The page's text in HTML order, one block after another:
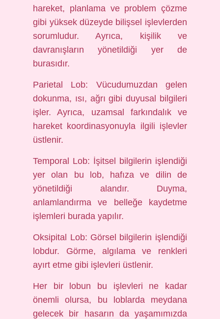
hareket, planlama ve problem çözme
gibi yüksek düzeyde bilişsel işlevlerden
sorumludur. Ayrıca, kişilik ve
davranışların yönetildiği yer de
burasıdır.
Parietal Lob: Vücudumuzdan gelen
dokunma, ısı, ağrı gibi duyusal bilgileri
işler. Ayrıca, uzamsal farkındalık ve
hareket koordinasyonuyla ilgili işlevler
üstlenir.
Temporal Lob: İşitsel bilgilerin işlendiği
yer olan bu lob, hafıza ve dilin de
yönetildiği alandır. Duyma,
anlamlandırma ve belleğe kaydetme
işlemleri burada yapılır.
Oksipital Lob: Görsel bilgilerin işlendiği
lobdur. Görme, algılama ve renkleri
ayırt etme gibi işlevleri üstlenir.
Her bir lobun bu işlevleri ne kadar
önemli olursa, bu loblarda meydana
gelecek bir hasarın da yaşamımızda